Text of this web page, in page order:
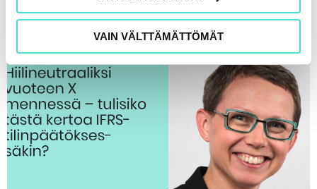
VAIN VÄLTTÄMÄTTÖMÄT
28.10.2020